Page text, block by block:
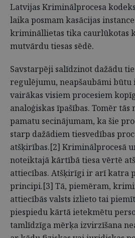
Latvijas Kriminālprocesa
laika posmam kasācijas
krimināllietas tika caurlūkotas
mutvārdu tiesas sēdē.
Savstarpēji salīdzinot dažādu
regulējumu, neapšaubāmi būtu
vairākas visiem procesiem
analoģiskas īpašības. Tomēr
pamatu secinājumam, ka šie
starp dažādiem tiesvedības
atšķirības.[2] Kriminālprocesā
noteiktajā kārtībā tiesa vērtē
attiecības. Atšķirīgi ir arī katra
principi.[3] Tā, piemēram,
attiecībās valsts izlieto tai
piespiedu kārtā ietekmētu
tamlīdzīga mērķa izvirzīšana